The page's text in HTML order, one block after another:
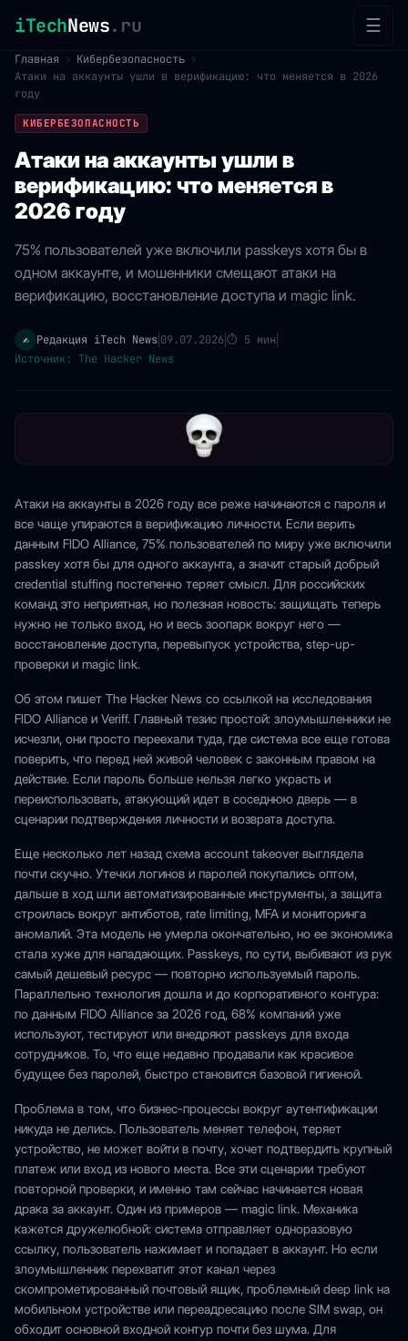
iTechNews.ru ☰
Главная › Кибербезопасность ›
Атаки на аккаунты ушли в верификацию: что меняется в 2026
году
КИБЕРБЕЗОПАСНОСТЬ
Атаки на аккаунты ушли в
верификацию: что меняется в
2026 году
75% пользователей уже включили passkeys хотя бы в
одном аккаунте, и мошенники смещают атаки на
верификацию, восстановление доступа и magic link.
✍️ Редакция iTech News 09.07.2026⏱ 5 мин
Источник: The Hacker News
Атаки на аккаунты в 2026 году все реже начинаются с пароля и
все чаще упираются в верификацию личности. Если верить
данным FIDO Alliance, 75% пользователей по миру уже включили
passkey хотя бы для одного аккаунта, а значит старый добрый
credential stuffing постепенно теряет смысл. Для российских
команд это неприятная, но полезная новость: защищать теперь
нужно не только вход, но и весь зоопарк вокруг него —
восстановление доступа, перевыпуск устройства, step-up-
проверки и magic link.
Об этом пишет The Hacker News со ссылкой на исследования
FIDO Alliance и Veriff. Главный тезис простой: злоумышленники не
исчезли, они просто переехали туда, где система все еще готова
поверить, что перед ней живой человек с законным правом на
действие. Если пароль больше нельзя легко украсть и
переиспользовать, атакующий идет в соседнюю дверь — в
сценарии подтверждения личности и возврата доступа.
Еще несколько лет назад схема account takeover выглядела
почти скучно. Утечки логинов и паролей покупались оптом,
дальше в ход шли автоматизированные инструменты, а защита
строилась вокруг антиботов, rate limiting, MFA и мониторинга
аномалий. Эта модель не умерла окончательно, но ее экономика
стала хуже для нападающих. Passkeys, по сути, выбивают из рук
самый дешевый ресурс — повторно используемый пароль.
Параллельно технология дошла и до корпоративного контура:
по данным FIDO Alliance за 2026 год, 68% компаний уже
используют, тестируют или внедряют passkeys для входа
сотрудников. То, что еще недавно продавали как красивое
будущее без паролей, быстро становится базовой гигиеной.
Проблема в том, что бизнес-процессы вокруг аутентификации
никуда не делись. Пользователь меняет телефон, теряет
устройство, не может войти в почту, хочет подтвердить крупный
платеж или вход из нового места. Все эти сценарии требуют
повторной проверки, и именно там сейчас начинается новая
драка за аккаунт. Один из примеров — magic link. Механика
кажется дружелюбной: система отправляет одноразовую
ссылку, пользователь нажимает и попадает в аккаунт. Но если
злоумышленник перехватит этот канал через
скомпрометированный почтовый ящик, проблемный deep link на
мобильном устройстве или переадресацию после SIM swap, он
обходит основной входной контур почти без шума. Для